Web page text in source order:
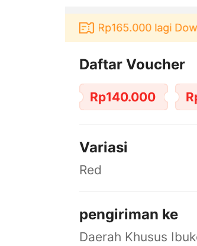
voucher Rp165.000 lagi
Daftar Voucher
Rp140.000
Variasi
Red
pengiriman ke